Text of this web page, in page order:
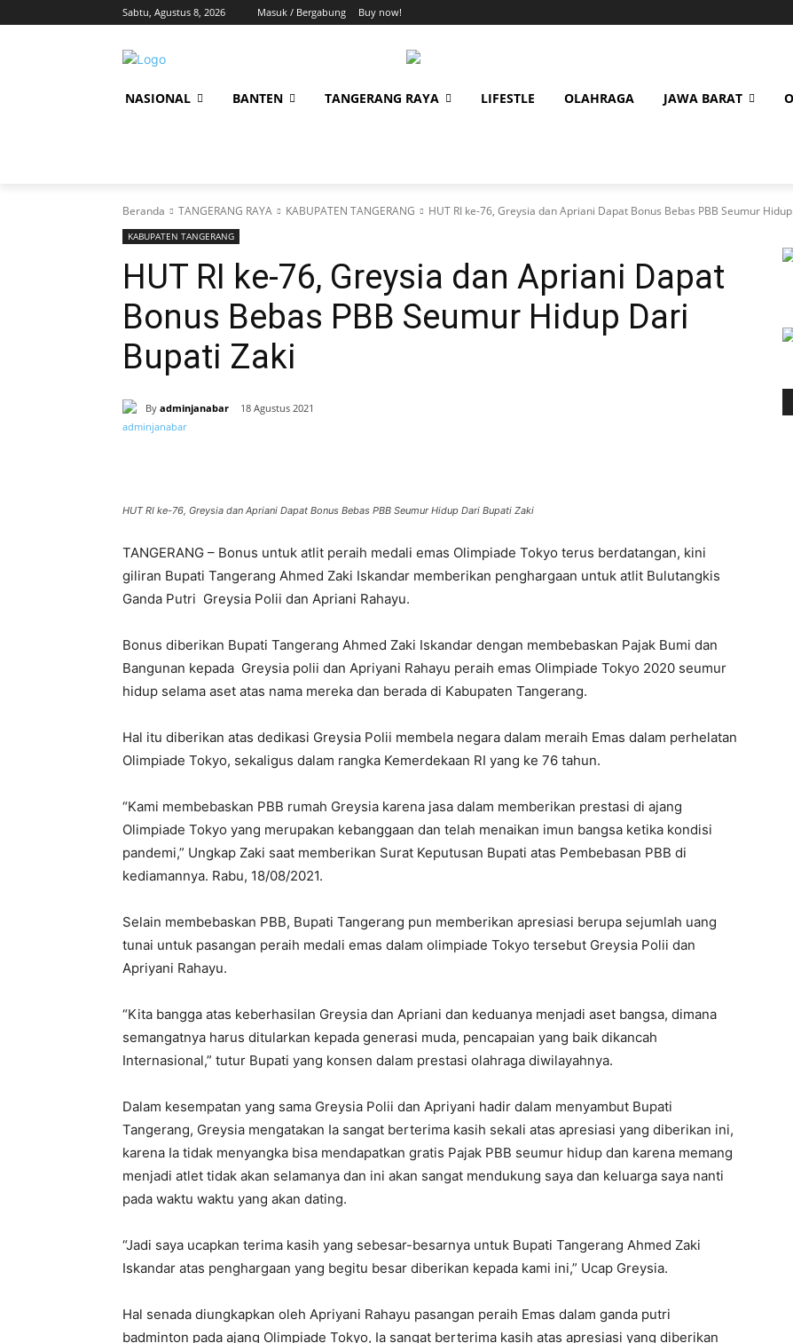
Sabtu, Agustus 8, 2026 Masuk / Bergabung Buy now!
NASIONAL BANTEN TANGERANG RAYA LIFESTLE OLAHRAGA JAWA BARAT
Beranda TANGERANG RAYA KABUPATEN TANGERANG HUT RI ke-76, Greysia dan Apriani Dapat Bonus Bebas PBB Seumur
KABUPATEN TANGERANG
HUT RI ke-76, Greysia dan Apriani Dapat
Bonus Bebas PBB Seumur Hidup Dari
Bupati Zaki
By adminjanabar 18 Agustus 2021
HUT RI ke-76, Greysia dan Apriani Dapat Bonus Bebas PBB Seumur Hidup Dari Bupati Zaki
TANGERANG – Bonus untuk atlit peraih medali emas Olimpiade Tokyo terus berdatangan, kini
giliran Bupati Tangerang Ahmed Zaki Iskandar memberikan penghargaan untuk atlit Bulutangkis
Ganda Putri Greysia Polii dan Apriani Rahayu.
Bonus diberikan Bupati Tangerang Ahmed Zaki Iskandar dengan membebaskan Pajak Bumi dan
Bangunan kepada Greysia polii dan Apriyani Rahayu peraih emas Olimpiade Tokyo 2020 seumur
hidup selama aset atas nama mereka dan berada di Kabupaten Tangerang.
Hal itu diberikan atas dedikasi Greysia Polii membela negara dalam meraih Emas dalam perhelatan
Olimpiade Tokyo, sekaligus dalam rangka Kemerdekaan RI yang ke 76 tahun.
“Kami membebaskan PBB rumah Greysia karena jasa dalam memberikan prestasi di ajang
Olimpiade Tokyo yang merupakan kebanggaan dan telah menaikan imun bangsa ketika kondisi
pandemi,” Ungkap Zaki saat memberikan Surat Keputusan Bupati atas Pembebasan PBB di
kediamannya. Rabu, 18/08/2021.
Selain membebaskan PBB, Bupati Tangerang pun memberikan apresiasi berupa sejumlah uang
tunai untuk pasangan peraih medali emas dalam olimpiade Tokyo tersebut Greysia Polii dan
Apriyani Rahayu.
“Kita bangga atas keberhasilan Greysia dan Apriani dan keduanya menjadi aset bangsa, dimana
semangatnya harus ditularkan kepada generasi muda, pencapaian yang baik dikancah
Internasional,” tutur Bupati yang konsen dalam prestasi olahraga diwilayahnya.
Dalam kesempatan yang sama Greysia Polii dan Apriyani hadir dalam menyambut Bupati
Tangerang, Greysia mengatakan Ia sangat berterima kasih sekali atas apresiasi yang diberikan ini,
karena Ia tidak menyangka bisa mendapatkan gratis Pajak PBB seumur hidup dan karena memang
menjadi atlet tidak akan selamanya dan ini akan sangat mendukung saya dan keluarga saya nanti
pada waktu waktu yang akan dating.
“Jadi saya ucapkan terima kasih yang sebesar-besarnya untuk Bupati Tangerang Ahmed Zaki
Iskandar atas penghargaan yang begitu besar diberikan kepada kami ini,” Ucap Greysia.
Hal senada diungkapkan oleh Apriyani Rahayu pasangan peraih Emas dalam ganda putri
badminton pada ajang Olimpiade Tokyo, Ia sangat berterima kasih atas apresiasi yang diberikan